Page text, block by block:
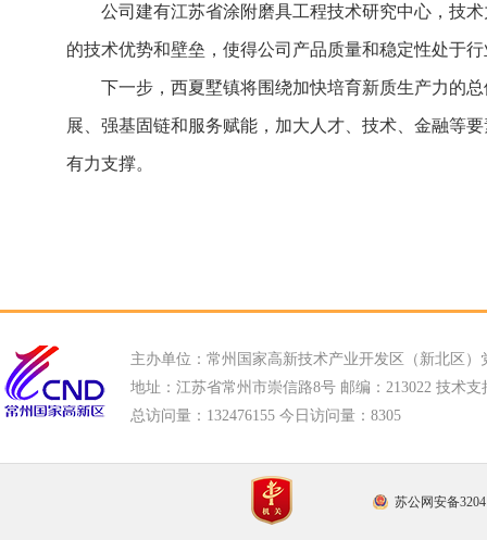
公司建有江苏省涂附磨具工程技术研究中心，技
的技术优势和壁垒，使得公司产品质量和稳定性处于
下一步，西夏墅镇将围绕加快培育新质生产力的
展、强基固链和服务赋能，加大人才、技术、金融等
有力支撑。
主办单位：常州国家高新技术产业开发区（新北区）
地址：江苏省常州市崇信路8号 邮编：213022 技术支
总访问量： 132476155 今日访问量： 8305
苏公网安备